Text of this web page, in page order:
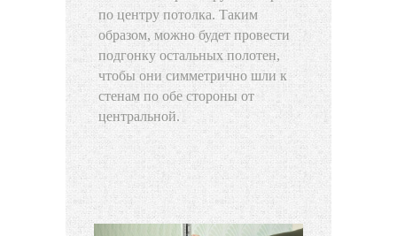
по центру потолка. Таким
образом, можно будет провести
подгонку остальных полотен,
чтобы они симметрично шли к
стенам по обе стороны от
центральной.